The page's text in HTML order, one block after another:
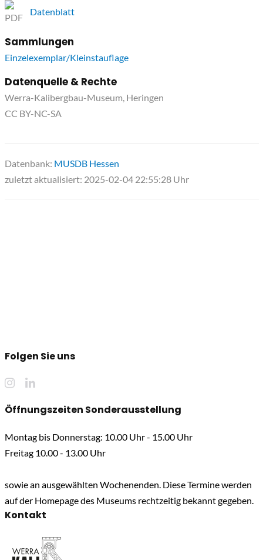
Datenblatt
Sammlungen
Einzelexemplar/Kleinstauflage
Datenquelle & Rechte
Werra-Kalibergbau-Museum, Heringen
CC BY-NC-SA
Datenbank: MUSDB Hessen
zuletzt aktualisiert: 2025-02-04 22:55:28 Uhr
Folgen Sie uns
Öffnungszeiten Sonderausstellung
Montag bis Donnerstag: 10.00 Uhr - 15.00 Uhr
Freitag 10.00 - 13.00 Uhr
sowie an ausgewählten Wochenenden. Diese Termine werden
auf der Homepage des Museums rechtzeitig bekannt gegeben.
Kontakt